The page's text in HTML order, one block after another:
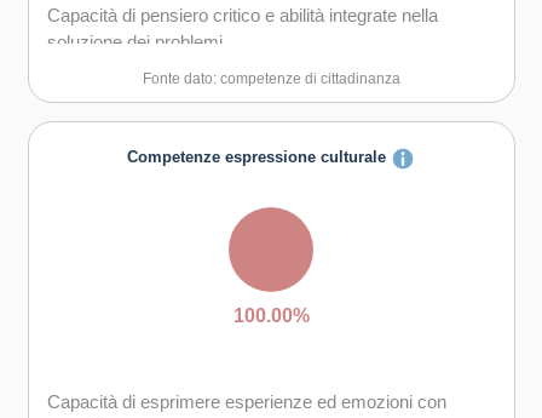
Capacità di coraggio e perseveranza nel raggiungimento
Capacità di motivare gli altri e valorizzare le loro idee, di
Capacità di pensiero critico e abilità integrate nella
soluzione dei problemi
Fonte dato: competenze di cittadinanza
Competenze espressione culturale
100.00%
Capacità di esprimere esperienze ed emozioni con